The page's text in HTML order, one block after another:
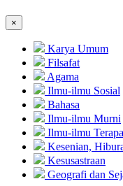
×
Karya Umum
Filsafat
Agama
Ilmu-ilmu Sosial
Bahasa
Ilmu-ilmu Murni
Ilmu-ilmu
Kesenian,
Kesusastraan
Geografi dan